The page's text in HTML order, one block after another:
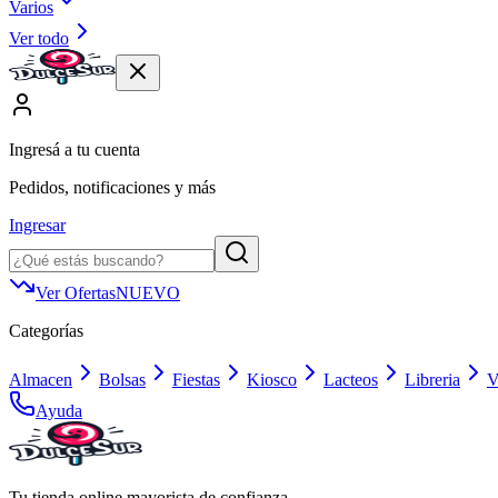
Varios
Ver todo
Ingresá a tu cuenta
Pedidos, notificaciones y más
Ingresar
Ver OfertasNUEVO
Categorías
Almacen Bolsas Fiestas Kiosco Lacteos Libreria
Ayuda